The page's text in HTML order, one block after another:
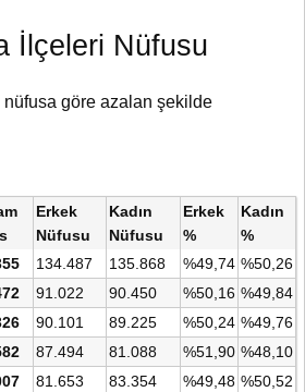
İlçeleri Nüfusu
göre azalan şekilde
Erkek
Nüfusu
Kadın
Nüfusu
Erkek
%
Kadın
%
134.487 135.868 %49,74 %50,26
91.022 90.450 %50,16 %49,84
90.101 89.225 %50,24 %49,76
87.494 81.088 %51,90 %48,10
81.653 83.354 %49,48 %50,52